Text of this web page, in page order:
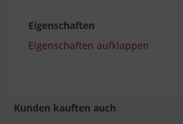
Eigenschaften
Eigenschaften aufklappen
Kunden kauften auch